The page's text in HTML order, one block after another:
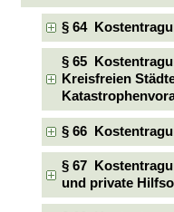
§ 64
§ 65
Kreisfreien
§ 66
§ 67
und private